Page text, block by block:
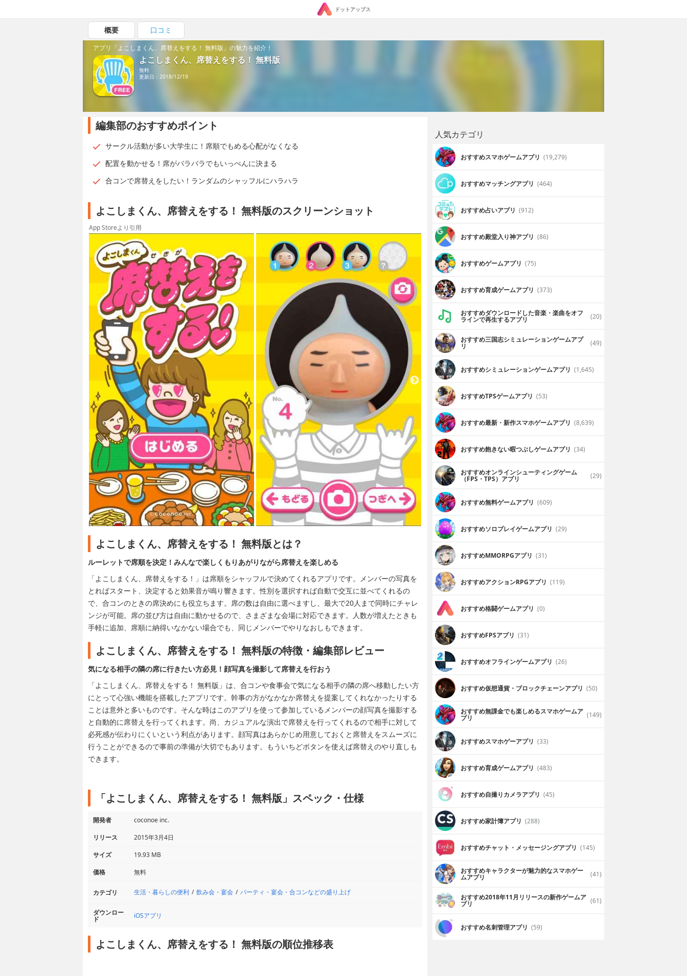
ドットアップス
概要 口コミ
アプリ「よこしまくん、席替えをする！ 無料版」の魅力を紹介！
よこしまくん、席替えをする！ 無料版
無料
更新日：2018/12/19
編集部のおすすめポイント
サークル活動が多い大学生に！席順でもめる心配がなくなる
配置を動かせる！席がバラバラでもいっぺんに決まる
合コンで席替えをしたい！ランダムのシャッフルにハラハラ
よこしまくん、席替えをする！ 無料版のスクリーンショット
App Storeより引用
よこしまくん、席替えをする！ 無料版とは？
ルーレットで席順を決定！みんなで楽しくもりあがりながら席替えを楽しめる
「よこしまくん、席替えをする！」は席順をシャッフルで決めてくれるアプリです。メンバーの写真を
とればスタート、決定すると効果音が鳴り響きます。性別を選択すれば自動で交互に並べてくれるの
で、合コンのときの席決めにも役立ちます。席の数は自由に選べますし、最大で20人まで同時にチャレ
ンジが可能。席の並び方は自由に動かせるので、さまざまな会場に対応できます。人数が増えたときも
手軽に追加、席順に納得いなかない場合でも、同じメンバーでやりなおしもできます。
よこしまくん、席替えをする！ 無料版の特徴・編集部レビュー
気になる相手の隣の席に行きたい方必見！顔写真を撮影して席替えを行おう
「よこしまくん、席替えをする！ 無料版」は、合コンや食事会で気になる相手の隣の席へ移動したい方
にとって心強い機能を搭載したアプリです。幹事の方がなかなか席替えを提案してくれなかったりする
ことは意外と多いものです。そんな時はこのアプリを使って参加しているメンバーの顔写真を撮影する
と自動的に席替えを行ってくれます。尚、カジュアルな演出で席替えを行ってくれるので相手に対して
必死感が伝わりにくいという利点があります。顔写真はあらかじめ用意しておくと席替えをスムーズに
行うことができるので事前の準備が大切でもあります。もういちどボタンを使えば席替えのやり直しも
できます。
「よこしまくん、席替えをする！ 無料版」スペック・仕様
開発者
coconoe inc.
リリース
2015年3月4日
サイズ
19.93 MB
価格
無料
カテゴリ 生活・暮らしの便利 飲み会・宴会 パーティ・宴会・合コンなどの盛り上げ
ダウンロー
ド iOSアプリ
よこしまくん、席替えをする！ 無料版の順位推移表
人気カテゴリ
おすすめスマホゲームアプリ (19,279)
おすすめマッチングアプリ (464)
おすすめ占いアプリ (912)
おすすめ殿堂入り神アプリ (86)
おすすめゲームアプリ (75)
おすすめ育成ゲームアプリ (373)
おすすめダウンロードした音楽・楽曲をオフ
ラインで再生するアプリ (20)
おすすめ三国志シミュレーションゲームアプ
リ (49)
おすすめシミュレーションゲームアプリ (1,645)
おすすめTPSゲームアプリ (53)
おすすめ最新・新作スマホゲームアプリ (8,639)
おすすめ飽きない暇つぶしゲームアプリ (34)
おすすめオンラインシューティングゲーム
（FPS・TPS）アプリ (29)
おすすめ無料ゲームアプリ (609)
おすすめソロプレイゲームアプリ (29)
おすすめ MMORPGアプリ (31)
おすすめアクションRPGアプリ (119)
おすすめ格闘ゲームアプリ (0)
おすすめFPSアプリ (31)
おすすめオフラインゲームアプリ (26)
おすすめ仮想通貨・ブロックチェーンアプリ (50)
おすすめ無課金でも楽しめるスマホゲームア
プリ (149)
おすすめスマホゲーアプリ (33)
おすすめ育成ゲームアプリ (483)
おすすめ自撮りカメラアプリ (45)
おすすめ家計簿アプリ (288)
おすすめチャット・メッセージングアプリ (145)
おすすめキャラクターが魅力的なスマホゲー
ムアプリ (41)
おすすめ2018年11月リリースの新作ゲームア
プリ (61)
おすすめ名刺管理アプリ (59)